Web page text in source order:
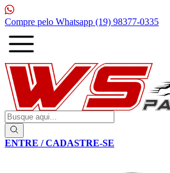
1ª Compra com10% de desconto
ENTRE / CADASTRE-SE